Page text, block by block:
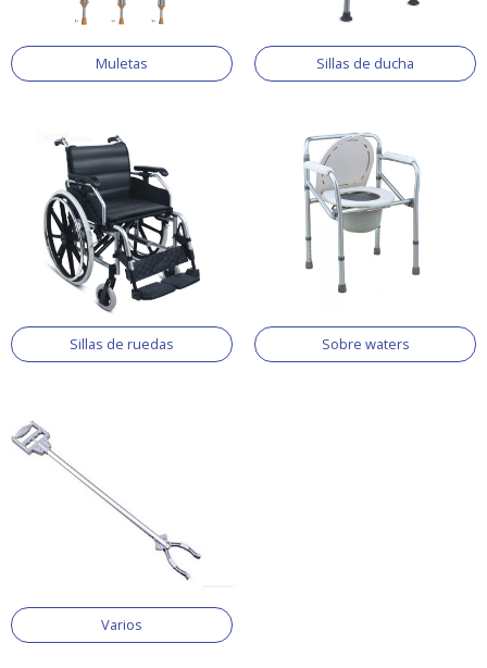
Muletas Sillas de ducha
Sillas de ruedas Sobre waters
Varios